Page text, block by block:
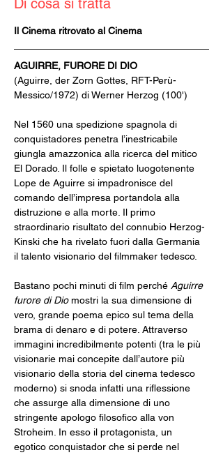
Di cosa si tratta
Il Cinema ritrovato al Cinema
AGUIRRE, FURORE DI DIO
(Aguirre, der Zorn Gottes, RFT-Perù-
Messico/1972) di Werner Herzog (100')
Nel 1560 una spedizione spagnola di
conquistadores penetra l’inestricabile
giungla amazzonica alla ricerca del mitico
El Dorado. Il folle e spietato luogotenente
Lope de Aguirre si impadronisce del
comando dell’impresa portandola alla
distruzione e alla morte. Il primo
straordinario risultato del connubio Herzog-
Kinski che ha rivelato fuori dalla Germania
il talento visionario del filmmaker tedesco.
Bastano pochi minuti di film perché Aguirre
furore di Dio mostri la sua dimensione di
vero, grande poema epico sul tema della
brama di denaro e di potere. Attraverso
immagini incredibilmente potenti (tra le più
visionarie mai concepite dall’autore più
visionario della storia del cinema tedesco
moderno) si snoda infatti una riflessione
che assurge alla dimensione di uno
stringente apologo filosofico alla von
Stroheim. In esso il protagonista, un
egotico conquistador che si perde nel